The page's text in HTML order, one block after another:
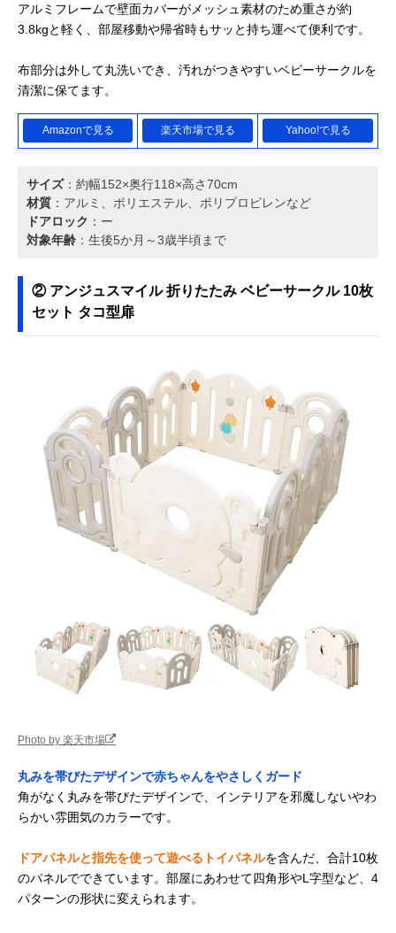
アルミフレームで壁面カバーがメッシュ素材のため重さが約
3.8kgと軽く、部屋移動や帰省時もサッと持ち運べて便利です。
布部分は外して丸洗いでき、汚れがつきやすいベビーサークルを
清潔に保てます。
Amazonで見る 楽天市場で見る Yahoo!で見る
サイズ：約幅152×奥行118×高さ70cm
材質 ：アルミ、ポリエステル、ポリプロピレンなど
ドアロック ：ー
対象年齢 ：生後5か月～3歳半頃まで
② アンジュスマイル 折りたたみ ベビーサークル 10枚
セット タコ型扉
Photo by 楽天市場
丸みを帯びたデザインで赤ちゃんをやさしくガード
角がなく丸みを帯びたデザインで、インテリアを邪魔しないやわ
らかい雰囲気のカラーです。
ドアパネルと指先を使って遊べるトイパネルを含んだ、合計10枚
のパネルでできています。部屋にあわせて四角形やL字型など、4
パターンの形状に変えられます。